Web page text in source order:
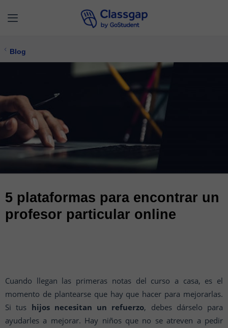
Blog
5 plataformas para encontrar un
profesor particular online
Cuando llegan las primeras notas del curso a casa, es el
momento de plantearse que hay que hacer para mejorarlas.
Si tus hijos necesitan un refuerzo, debes dárselo para
ayudarles a mejorar. Hay niños que no se atreven a pedir